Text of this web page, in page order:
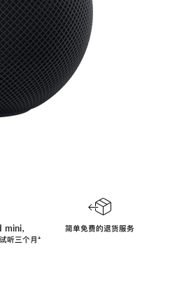
，
听三个月脚
⁺
简单免费的退货服务